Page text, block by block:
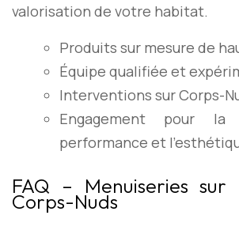
valorisation de votre habitat.
Produits sur mesure de
Équipe qualifiée et
Interventions sur Corps-
Engagement pour la
performance et
FAQ – Menuiseries sur
Corps-Nuds